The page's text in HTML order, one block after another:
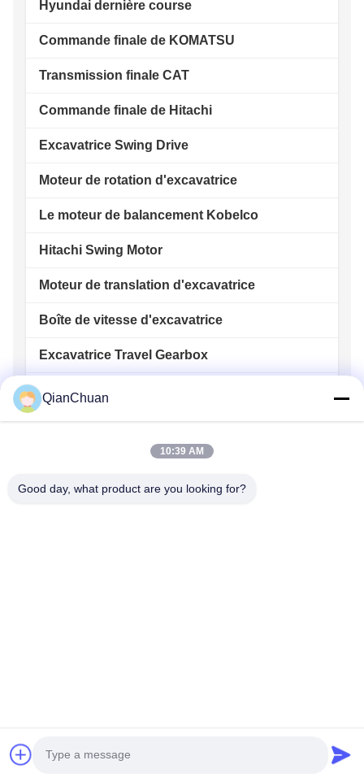
Hyundai dernière course
Commande finale de KOMATSU
Transmission finale CAT
Commande finale de Hitachi
Excavatrice Swing Drive
Moteur de rotation d'excavatrice
Le moteur de balancement Kobelco
Hitachi Swing Motor
Moteur de translation d'excavatrice
Boîte de vitesse d'excavatrice
Excavatrice Travel Gearbox
Boîte de vitesses d'oscillation d'excavatrice
Pièces du train
Dents de godet d'excavatrice
Lien de voie de train d'atterrissage
QianChuan
10:39 AM
Good day, what product are you looking for?